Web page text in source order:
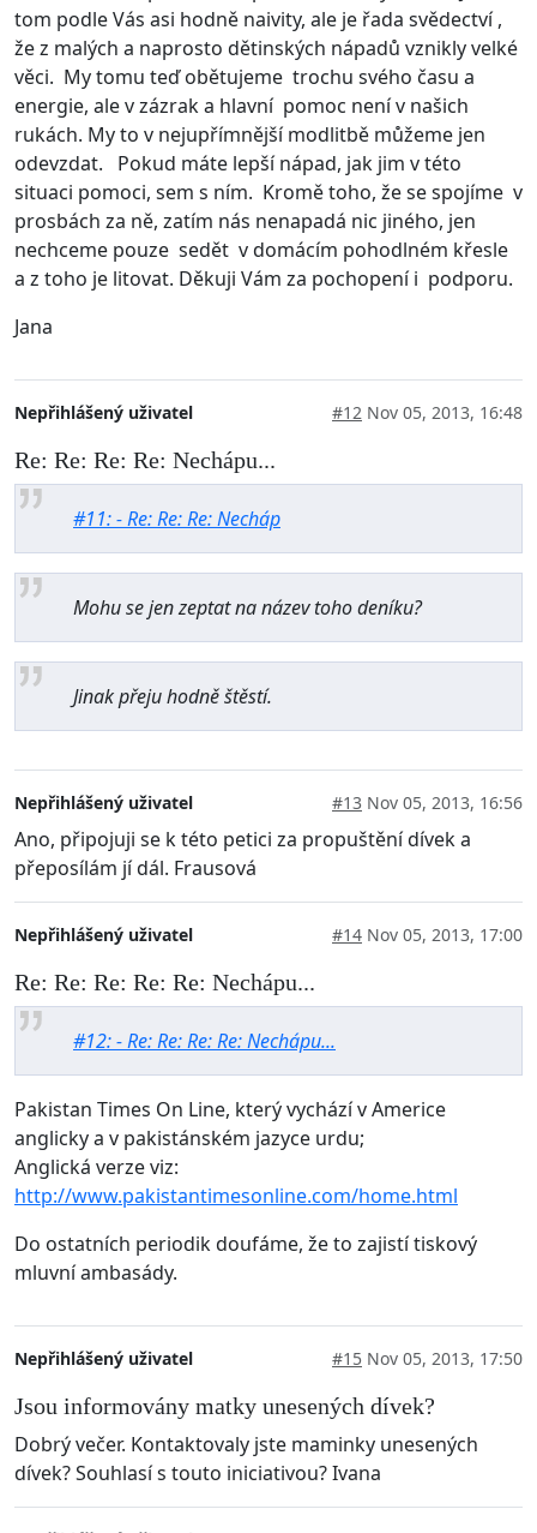
tom podle Vás asi hodně naivity, ale je řada svědectví ,
že z malých a naprosto dětinských nápadů vznikly velké
věci. My tomu teď obětujeme trochu svého času a
energie, ale v zázrak a hlavní pomoc není v našich
rukách. My to v nejupřímnější modlitbě můžeme jen
odevzdat. Pokud máte lepší nápad, jak jim v této
situaci pomoci, sem s ním. Kromě toho, že se spojíme v
prosbách za ně, zatím nás nenapadá nic jiného, jen
nechceme pouze sedět v domácím pohodlném křesle
a z toho je litovat. Děkuji Vám za pochopení i podporu.
Jana
Nepřihlášený uživatel #12 Nov 05, 2013, 16:48
Re: Re: Re: Re: Nechápu...
#11: - Re: Re: Re: Necháp
Mohu se jen zeptat na název toho deníku?
Jinak přeju hodně štěstí.
Nepřihlášený uživatel #13 Nov 05, 2013, 16:56
Ano, připojuji se k této petici za propuštění dívek a
přeposílám jí dál. Frausová
Nepřihlášený uživatel #14 Nov 05, 2013, 17:00
Re: Re: Re: Re: Re: Nechápu...
#12: - Re: Re: Re: Re: Nechápu...
Pakistan Times On Line, který vychází v Americe
anglicky a v pakistánském jazyce urdu;
Anglická verze viz:
http://www.pakistantimesonline.com/home.html
Do ostatních periodik doufáme, že to zajistí tiskový
mluvní ambasády.
Nepřihlášený uživatel #15 Nov 05, 2013, 17:50
Jsou informovány matky unesených dívek?
Dobrý večer. Kontaktovaly jste maminky unesených
dívek? Souhlasí s touto iniciativou? Ivana